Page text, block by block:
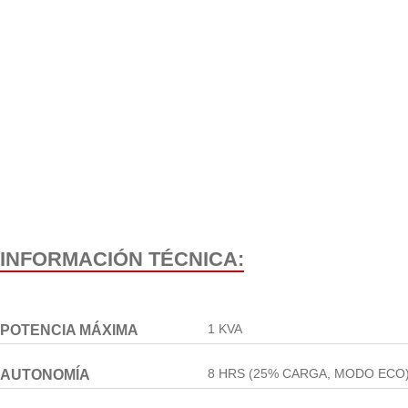
INFORMACIÓN TÉCNICA:
POTENCIA MÁXIMA 1 KVA
AUTONOMÍA 8 HRS (25% CARGA, MODO